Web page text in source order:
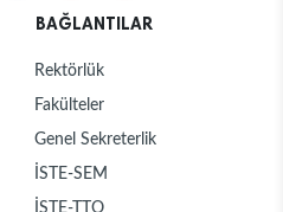
BAĞLANTILAR
Rektörlük
Fakülteler
Genel Sekreterlik
İSTE-SEM
İSTE-TTO